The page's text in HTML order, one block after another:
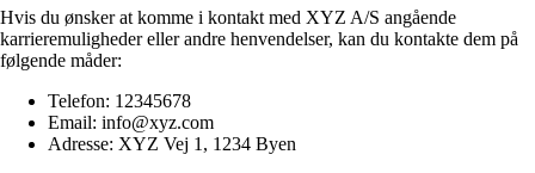
Hvis du ønsker at komme i kontakt med XYZ A/S angående
karrieremuligheder eller andre henvendelser, kan du kontakte dem på
følgende måder:
Telefon: 12345678
Email: info@xyz.com
Adresse: XYZ Vej 1, 1234 Byen